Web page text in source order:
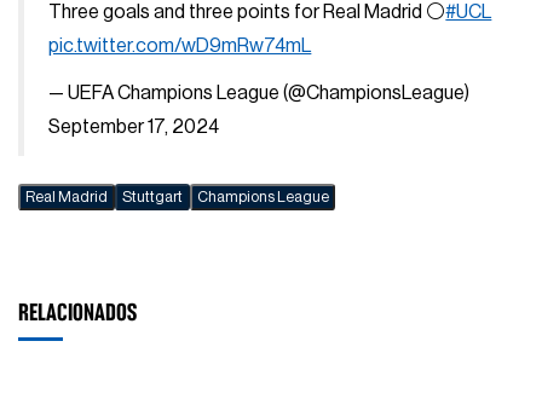
Three goals and three points for Real Madrid ⚪#UCL
pic.twitter.com/wD9mRw74mL
— UEFA Champions League (@ChampionsLeague)
September 17, 2024
Real Madrid Stuttgart Champions League
RELACIONADOS